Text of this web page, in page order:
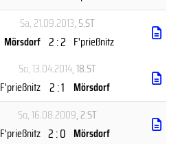
Sa, 21.09.2013, 5.ST
Mörsdorf 2 : 2 F'prießnitz
So, 13.04.2014, 18.ST
F'prießnitz 2 : 1 Mörsdorf
So, 16.08.2009, 2.ST
F'prießnitz 2 : 0 Mörsdorf